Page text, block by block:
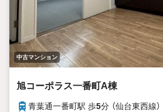
中古マンション
旭コーポラス一番町A棟
青葉通一番町駅 歩5分 （仙台東西線）